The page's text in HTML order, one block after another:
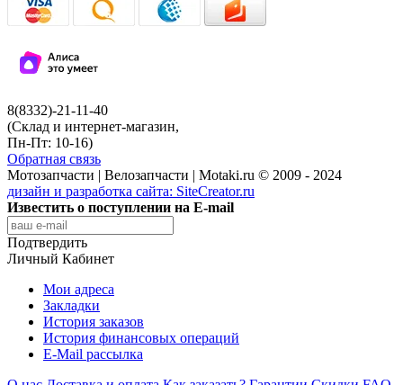
8(8332)-21-11-40
(Склад и интернет-магазин,
Пн-Пт: 10-16)
Обратная связь
Мотозапчасти | Велозапчасти | Motaki.ru © 2009 - 2024
дизайн и разработка сайта: SiteCreator.ru
Известить о поступлении на E-mail
Подтвердить
Личный Кабинет
Мои адреса
Закладки
История заказов
История финансовых операций
E-Mail рассылка